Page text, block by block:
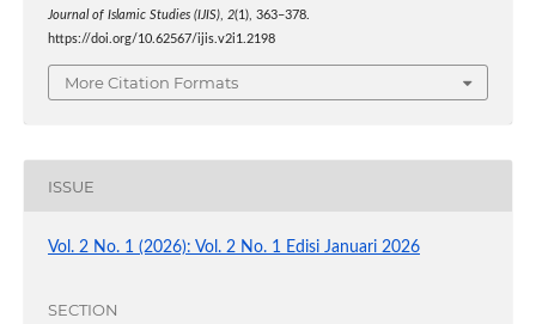
Journal of Islamic Studies (IJIS), 2(1), 363–378.
https://doi.org/10.62567/ijis.v2i1.2198
More Citation Formats
ISSUE
Vol. 2 No. 1 (2026): Vol. 2 No. 1 Edisi Januari 2026
SECTION